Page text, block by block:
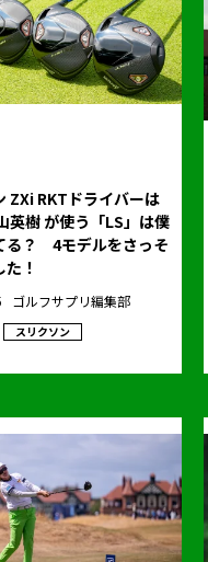
ZXi RKTドライバーは
英樹 が使う「LS」は僕
る？ 4モデルをさっそ
！
ゴルフサプリ編集部
スリクソン